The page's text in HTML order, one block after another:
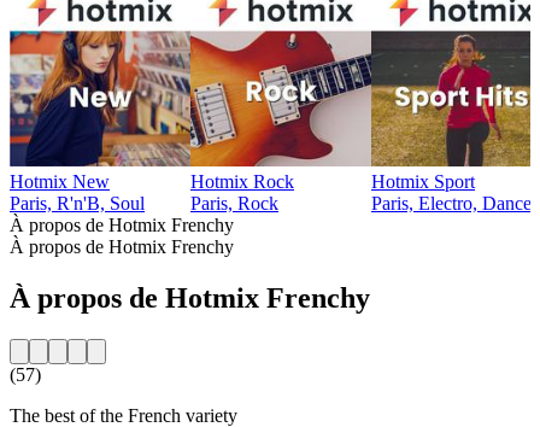
Hotmix New
Paris, R'n'B, Soul
Hotmix Rock
Paris, Rock
Hotmix Sport
Paris, Electro, Dance
À propos de Hotmix Frenchy
À propos de Hotmix Frenchy
À propos de Hotmix Frenchy
(57)
The best of the French variety